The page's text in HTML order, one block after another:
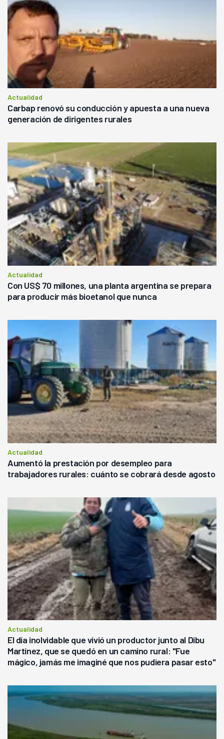
Actualidad
Carbap renovó su conducción y apuesta a una nueva
generación de dirigentes rurales
Actualidad
Con US$ 70 millones, una planta argentina se prepara
para producir más bioetanol que nunca
Actualidad
Aumentó la prestación por desempleo para
trabajadores rurales: cuánto se cobrará desde agosto
Actualidad
El día inolvidable que vivió un productor junto al Dibu
Martínez, que se quedó en un camino rural: "Fue
mágico, jamás me imaginé que nos pudiera pasar esto"